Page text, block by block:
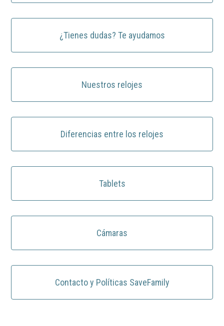
¿Tienes dudas? Te ayudamos
Nuestros relojes
Diferencias entre los relojes
Tablets
Cámaras
Contacto y Políticas SaveFamily